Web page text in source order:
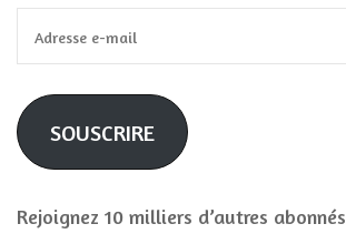
e-
mail
SOUSCRIRE
Rejoignez 10 milliers d’autres abonnés